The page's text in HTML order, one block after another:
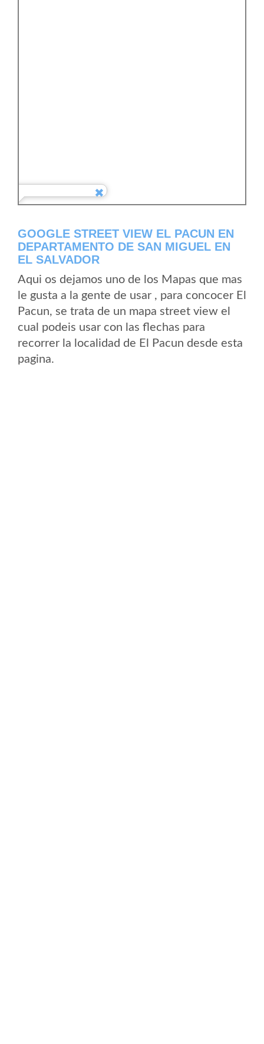
GOOGLE STREET VIEW EL PACUN EN
DEPARTAMENTO DE SAN MIGUEL EN
EL SALVADOR
Aqui os dejamos uno de los Mapas que mas
le gusta a la gente de usar , para concocer El
Pacun, se trata de un mapa street view el
cual podeis usar con las flechas para
recorrer la localidad de El Pacun desde esta
pagina.